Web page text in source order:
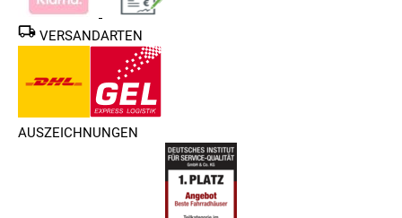
VERSANDARTEN
AUSZEICHNUNGEN